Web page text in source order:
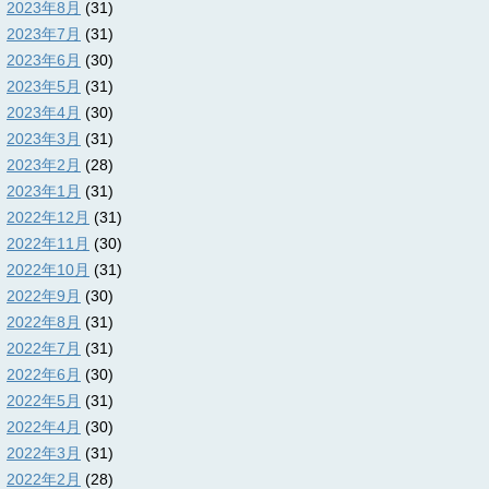
2023年8月 (31)
2023年7月 (31)
2023年6月 (30)
2023年5月 (31)
2023年4月 (30)
2023年3月 (31)
2023年2月 (28)
2023年1月 (31)
2022年12月 (31)
2022年11月 (30)
2022年10月 (31)
2022年9月 (30)
2022年8月 (31)
2022年7月 (31)
2022年6月 (30)
2022年5月 (31)
2022年4月 (30)
2022年3月 (31)
2022年2月 (28)